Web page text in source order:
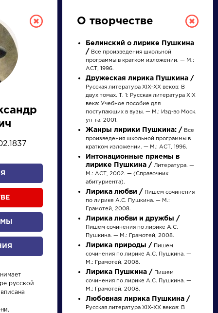
РУССКАЯ
ЛИТЕРАТУРА
ДЛЯ ПРЕЗЕНТАЦИЙ,
УРОКОВ И ЕГЭ
В Д Е Ж З И К Л
русской
О творчестве
Белинский о лирике Пушкина
/ Все произведения школьной
программы в кратком изложении. — М.:
АСТ, 1996.
Дружеская лирика Пушкина /
Русская литература XIX–XX веков: В
двух томах. Т. 1: Русская литература XIX
века: Учебное пособие для
поступающих в вузы. — М.: Изд-во Моск.
ун-та. 2001.
Жанры лирики Пушкина: / Все
произведения школьной программы в
кратком изложении. — М.: АСТ, 1996.
Интонационные приемы в
лирике Пушкина / Литература. —
М.: АСТ, 2002. — (Справочник
абитуриента).
Лирика любви /
Пишем сочинения
по лирике А.С. Пушкина. — М.:
Грамотей, 2008.
Лирика любви и дружбы /
Пишем сочинения по лирике А.С.
Пушкина. — М.: Грамотей, 2008.
Лирика природы /
Пишем
сочинения по лирике А.С. Пушкина. —
М.: Грамотей, 2008.
Лирика Пушкина /
Пишем
сочинения по лирике А.С. Пушкина. —
М.: Грамотей, 2008.
Любовная лирика Пушкина /
Русская литература XIX–XX веков: В